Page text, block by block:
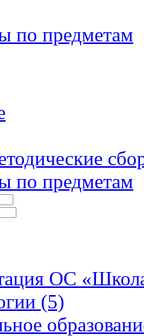
по предметам
по предметам
ОС
(5)